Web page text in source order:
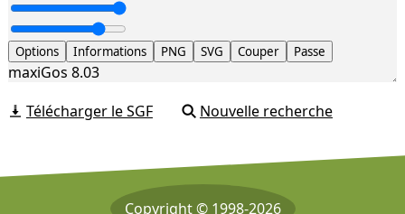
Options Informations PNG SVG Couper Passe
maxiGos 8.03
Télécharger le SGF
Nouvelle recherche
Copyright © 1998-2026